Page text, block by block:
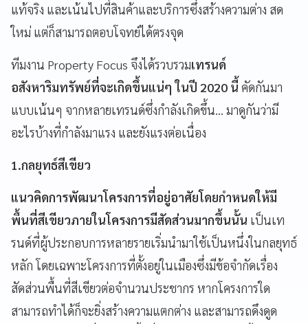
แท้จริง และเน้นไปที่สินค้าและบริการซึ่งสร้างความต่าง สด
ใหม่ แต่ก็สามารถตอบโจทย์ได้ตรงจุด
ทีมงาน Property Focus จึงได้รวบรวมเทรนด์
อสังหาริมทรัพย์ที่จะเกิดขึ้นแน่ๆ ในปี 2020 นี้ คัดกันมา
แบบเน้นๆ จากหลายเทรนด์ซึ่งกำลังเกิดขึ้น… มาดูกันว่ามี
อะไรบ้างที่กำลังมาแรง และยังแรงต่อเนื่อง
1.กลยุทธ์สีเขียว
แนวคิดการพัฒนาโครงการที่อยู่อาศัยโดยกำหนดให้มี
พื้นที่สีเขียวภายในโครงการมีสัดส่วนมากขึ้นนั้น เป็นเท
รนด์ที่ผู้ประกอบการหลายรายเริ่มนำมาใช้เป็นหนึ่งในกลยุทธ์
หลัก โดยเฉพาะโครงการที่ตั้งอยู่ในเมืองซึ่งมีข้อจำกัดเรื่อง
สัดส่วนพื้นที่สีเขียวต่อจำนวนประชากร หากโครงการใด
สามารถทำได้ก็จะยิ่งสร้างความแตกต่าง และสามารถดึงดูด